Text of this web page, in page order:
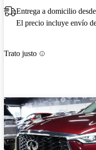
Entrega a domicilio
El precio incluye envío
Trato justo